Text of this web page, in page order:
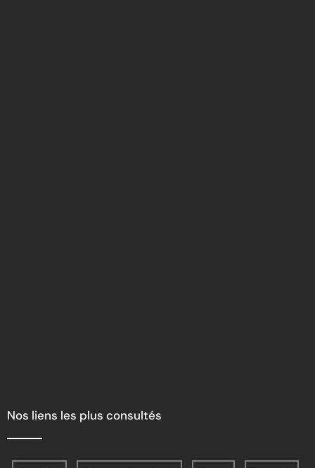
Nos liens les plus consultés